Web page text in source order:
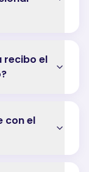
recibo el
con el